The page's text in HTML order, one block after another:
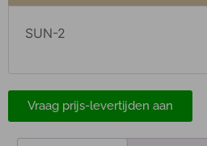
SUN-2
Vraag prijs-levertijden aan